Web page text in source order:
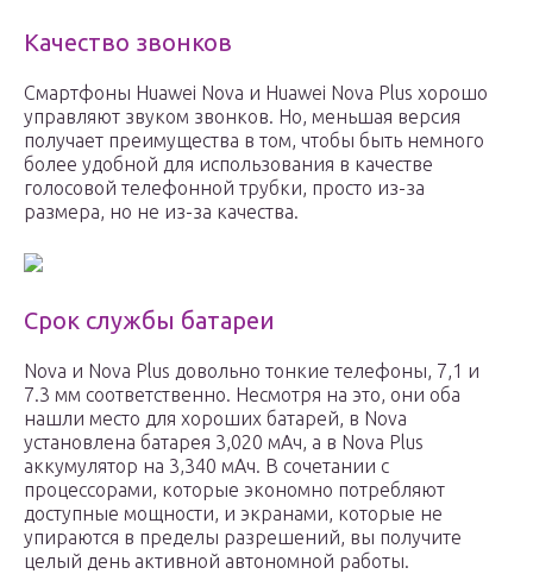
Качество звонков
Смартфоны Huawei Nova и Huawei Nova Plus хорошо
управляют звуком звонков. Но, меньшая версия
получает преимущества в том, чтобы быть немного
более удобной для использования в качестве
голосовой телефонной трубки, просто из-за
размера, но не из-за качества.
Срок службы батареи
Nova и Nova Plus довольно тонкие телефоны, 7,1 и
7.3 мм соответственно. Несмотря на это, они оба
нашли место для хороших батарей, в Nova
установлена батарея 3,020 мАч, а в Nova Plus
аккумулятор на 3,340 мАч. В сочетании с
процессорами, которые экономно потребляют
доступные мощности, и экранами, которые не
упираются в пределы разрешений, вы получите
целый день активной автономной работы.